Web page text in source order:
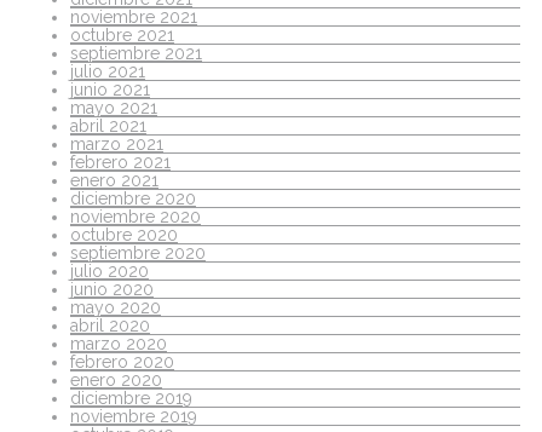
noviembre 2021
octubre 2021
septiembre 2021
julio 2021
junio 2021
mayo 2021
abril 2021
marzo 2021
febrero 2021
enero 2021
diciembre 2020
noviembre 2020
octubre 2020
septiembre 2020
julio 2020
junio 2020
mayo 2020
abril 2020
marzo 2020
febrero 2020
enero 2020
diciembre 2019
noviembre 2019